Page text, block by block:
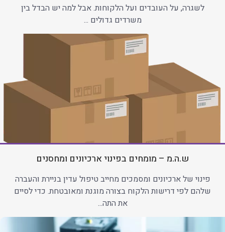
לשגרה, על העובדים ועל הלקוחות. אבל למה יש הבדל בין
משרדים גדולים ...
ש.ה.מ – מומחים בפינוי ארכיונים ומחסנים
פינוי של ארכיונים ומסמכים מחייב טיפול עדין בניירת והעברה
שלהם לפי דרישות הלקוח בצורה מוגנת ומאובטחת. כדי לסיים
את התה...